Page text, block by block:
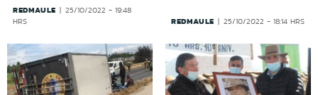
REDMAULE
25/10/2022 - 19:48
HRS
REDMAULE 25/10/2022 - 18:14 HRS